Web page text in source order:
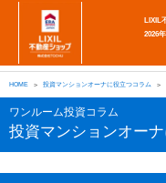
LIXIL
2026
売
り
た
い
買
い
た
い
相
談
し
た
い
勉
強
し
た
い
強
み
HOME 投資マンションオーナに役立つコラム
ワンルーム投資コラム
投資マンションオー